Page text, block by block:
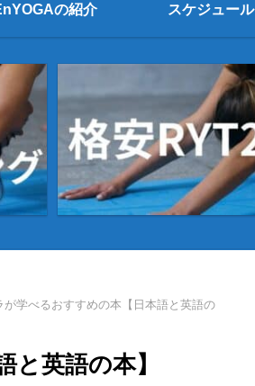
の紹介 スケジュール
が学べるおすすめの本【日本語と英語の
英語の本】